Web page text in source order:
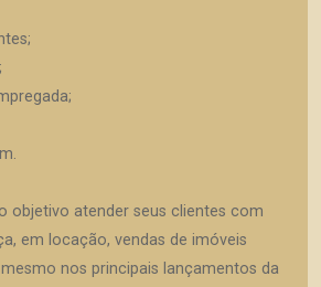
objetivo atender seus clientes com
em locação, vendas de imóveis
nos principais lançamentos da